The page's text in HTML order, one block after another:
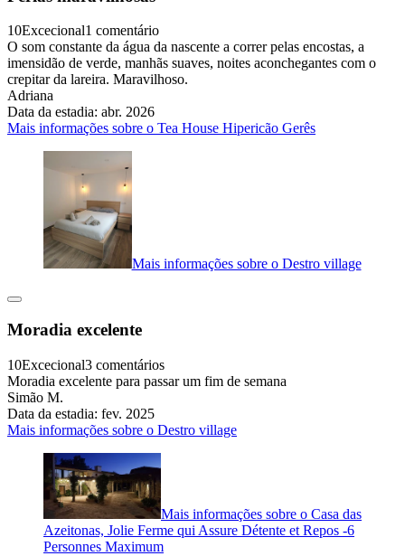
10Excecional1 comentário
O som constante da água da nascente a correr pelas encostas, a
imensidão de verde, manhãs suaves, noites aconchegantes com o
crepitar da lareira. Maravilhoso.
Adriana
Data da estadia: abr. 2026
Mais informações sobre o Tea House Hipericão Gerês
Mais informações sobre o Destro village
Moradia excelente
10Excecional3 comentários
Moradia excelente para passar um fim de semana
Simão M.
Data da estadia: fev. 2025
Mais informações sobre o Destro village
Mais informações sobre o Casa das
Azeitonas, Jolie Ferme qui Assure Détente et Repos -6
Personnes Maximum